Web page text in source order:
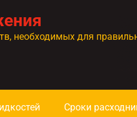
необходимых для
Сроки